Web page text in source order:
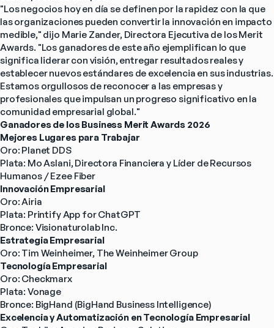
"Los negocios hoy en día se definen por la rapidez con la que
las organizaciones pueden convertir la innovación en impacto
medible," dijo Marie Zander, Directora Ejecutiva de los Merit
Awards. "Los ganadores de este año ejemplifican lo que
significa liderar con visión, entregar resultados reales y
establecer nuevos estándares de excelencia en sus industrias.
Estamos orgullosos de reconocer a las empresas y
profesionales que impulsan un progreso significativo en la
comunidad empresarial global."
Ganadores de los Business Merit Awards 2026
Mejores Lugares para Trabajar
Oro: Planet DDS
Plata: Mo Aslani, Directora Financiera y Líder de Recursos
Humanos / Ezee Fiber
Innovación Empresarial
Oro: Airia
Plata: Printify App for ChatGPT
Bronce: Visionaturolab Inc.
Estrategia Empresarial
Oro: Tim Weinheimer, The Weinheimer Group
Tecnología Empresarial
Oro: Checkmarx
Plata: Vonage
Bronce: BigHand (BigHand Business Intelligence)
Excelencia y Automatización en Tecnología Empresarial